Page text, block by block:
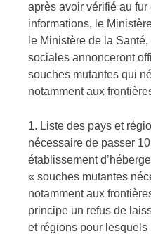
après avoir vérifié au fur
informations, le
le Ministère de la
sociales annonceront
souches mutantes qui
notamment aux
1. Liste des pays et
nécessaire de passer
établissement
« souches mutantes
notamment aux
principe un refus de
et régions pour